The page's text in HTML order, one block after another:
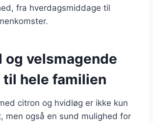
fra hverdagsmiddage til
og velsmagende
hele familien
citron og hvidløg er ikke kun
men også en sund mulighed for